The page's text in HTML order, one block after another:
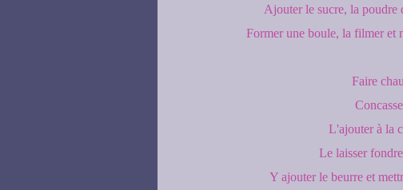
Ajouter le sucre, la poudre
Former une boule, la filmer et
Faire
L'ajouter à la
Le laisser
Y ajouter le beurre et